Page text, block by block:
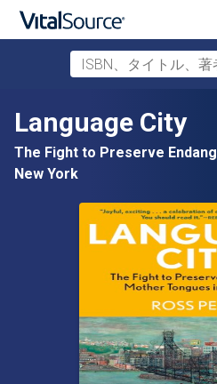
メインコンテンツへスキップ
ISBN、タイトル、著
Language City
The Fight to Preserve
New York